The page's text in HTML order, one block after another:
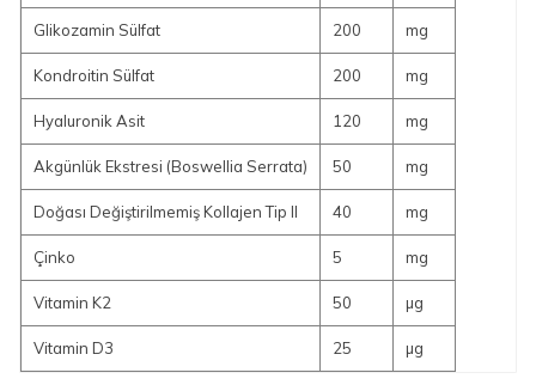
Glikozamin Sülfat 200 mg
Kondroitin Sülfat 200 mg
Hyaluronik Asit 120 mg
Akgünlük Ekstresi (Boswellia Serrata) 50 mg
Doğası Değiştirilmemiş Kollajen Tip II 40 mg
Çinko 5 mg
Vitamin K2 50 µg
Vitamin D3 25 µg